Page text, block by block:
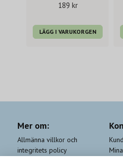
189 kr
LÄGG I VARUKORGEN
Mer om:
Allmänna villkor och
integritets policy